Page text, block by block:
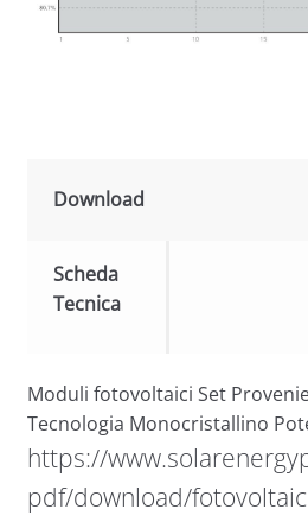
Download
Scheda
Tecnica
Moduli fotovoltaici Set
Tecnologia Monocristallino
https://
pdf/download/